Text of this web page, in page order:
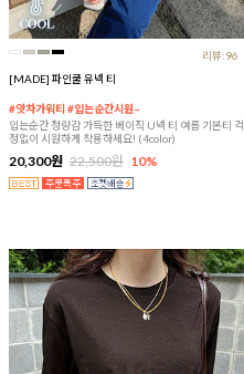
리뷰:96
[MADE] 파인쿨 유넥 티
#앗차가워티 #입는순간시원~
입는순간 청량감 가득한 베이직 U넥 티 여름 기본티 걱
정없이 시원하게 착용하세요! (4color)
20,300원 22,500원 10%